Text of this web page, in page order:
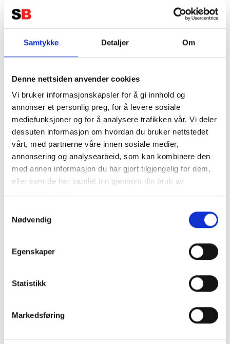
Samtykke Detaljer Om
Denne nettsiden anvender cookies
Vi bruker informasjonskapsler for å gi innhold og
annonser et personlig preg, for å levere sosiale
mediefunksjoner og for å analysere trafikken vår. Vi deler
dessuten informasjon om hvordan du bruker nettstedet
vårt, med partnerne våre innen sosiale medier,
annonsering og analysearbeid, som kan kombinere den
med annen informasjon du har gjort tilgjengelig for dem,
eller som de har samlet inn gjennom din bruk av
Nødvendig
Egenskaper
Statistikk
Markedsføring
VICTRON Blue Smart IP22
VICTRON Blue Smart IP22 Batteriladdare 12V 20A 3-kanaler
Högkvalitativ batteriladdare från erkända Victron
Upp til..
mer info
Produktnummer:
62317
SKU:
BPC122044002
BATTERILADDARE
Bruksanvisning